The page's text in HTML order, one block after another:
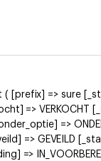
=> sure
=>
=>
=> GEVEILD
=>